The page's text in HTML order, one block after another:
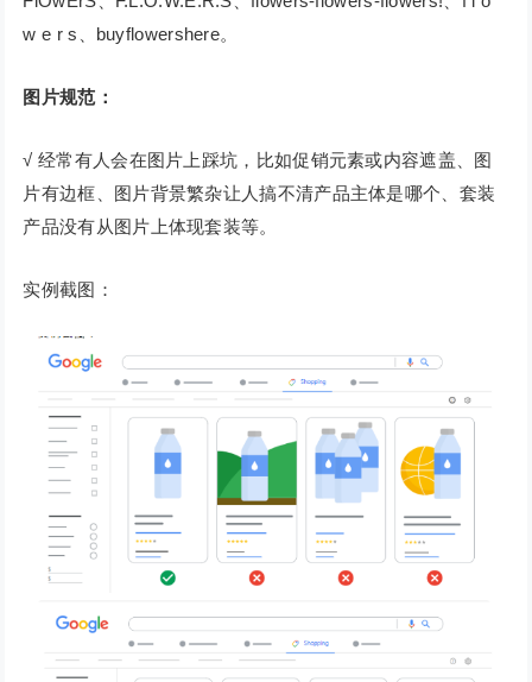
w e r s、buyflowershere。
图片规范：
√ 经常有人会在图片上踩坑，比如促销元素或内容遮盖、图
片有边框、图片背景繁杂让人搞不清产品主体是哪个、套装
产品没有从图片上体现套装等。
实例截图：